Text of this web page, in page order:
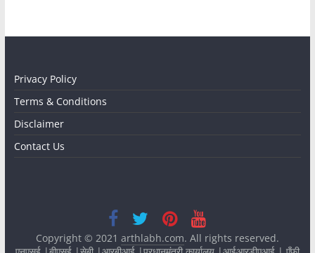
Privacy Policy
Terms & Conditions
Disclaimer
Contact Us
Copyright © 2021 arthlabh.com. All rights reserved.